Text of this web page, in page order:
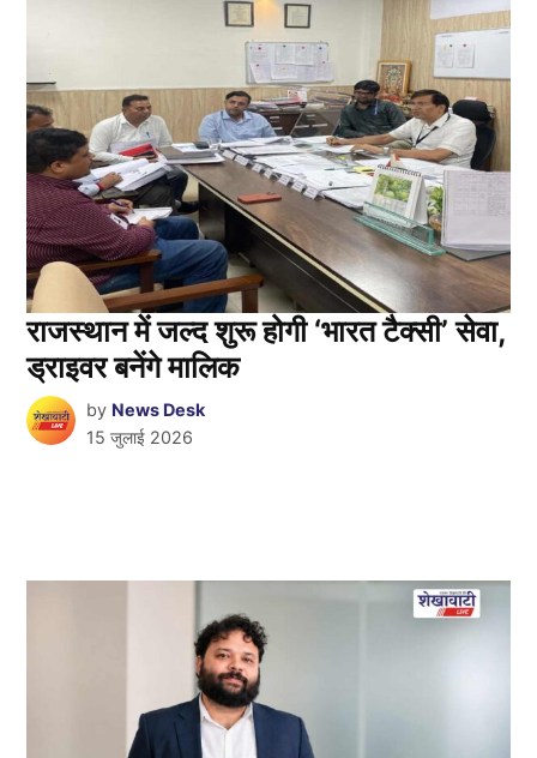
राजस्थान में जल्द शुरू होगी ‘भारत टैक्सी’ सेवा,
ड्राइवर बनेंगे मालिक
by News Desk
15 जुलाई 2026